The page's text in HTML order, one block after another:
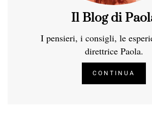
Il Blog di
I pensieri, i consigli, le
direttrice Paola.
CONTINUA